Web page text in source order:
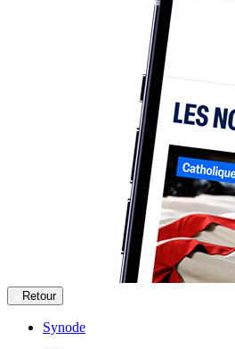
Retour
Synode